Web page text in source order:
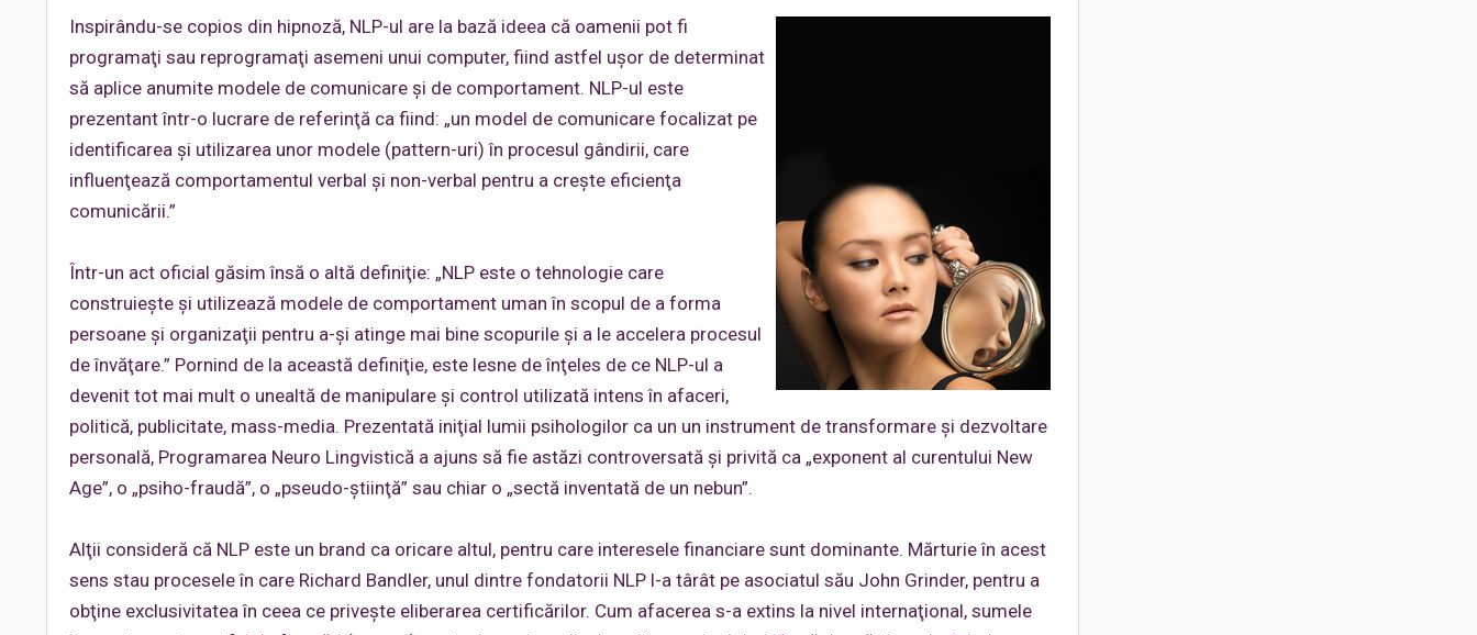
Inspirându-se copios din hipnoză, NLP-ul are la bază ideea că oamenii pot fi
programaţi sau reprogramaţi asemeni unui computer, fiind astfel uşor de determinat
să aplice anumite modele de comunicare şi de comportament. NLP-ul este
prezentant într-o lucrare de referinţă ca fiind: „un model de comunicare focalizat pe
identificarea şi utilizarea unor modele (pattern-uri) în procesul gândirii, care
influenţează comportamentul verbal şi non-verbal pentru a creşte eficienţa
comunicării.”
Într-un act oficial găsim însă o altă definiţie: „NLP este o tehnologie care
construieşte şi utilizează modele de comportament uman în scopul de a forma
persoane şi organizaţii pentru a-şi atinge mai bine scopurile şi a le accelera procesul
de învăţare.” Pornind de la această definiţie, este lesne de înţeles de ce NLP-ul a
devenit tot mai mult o unealtă de manipulare şi control utilizată intens în afaceri,
politică, publicitate, mass-media. Prezentată iniţial lumii psihologilor ca un un instrument de transformare şi dezvoltare
personală, Programarea Neuro Lingvistică a ajuns să fie astăzi controversată şi privită ca „exponent al curentului New
Age”, o „psiho-fraudă”, o „pseudo-ştiinţă” sau chiar o „sectă inventată de un nebun”.
Alţii consideră că NLP este un brand ca oricare altul, pentru care interesele financiare sunt dominante. Mărturie în acest
sens stau procesele în care Richard Bandler, unul dintre fondatorii NLP l-a târât pe asociatul său John Grinder, pentru a
obţine exclusivitatea în ceea ce priveşte eliberarea certificărilor. Cum afacerea s-a extins la nivel internaţional, sumele